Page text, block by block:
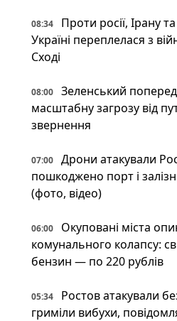
08:34
Проти росії, Ірану
Україні переплелася з
Сході
08:00
Зеленський
масштабну загрозу від
звернення
07:00
Дрони атакували
пошкоджено порт і
(фото, відео)
06:00
Окуповані міста
комунального колапсу:
бензин — по 220 рублів
05:34
Ростов атакували
гриміли вибухи,